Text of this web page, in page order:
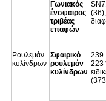
Γωνιακός
ένσφαιρος
τριβέας
επαφών
Ρουλεμάν
κυλίνδρων
Σφαιρικό
ρουλεμάν
κυλίνδρων
239
223